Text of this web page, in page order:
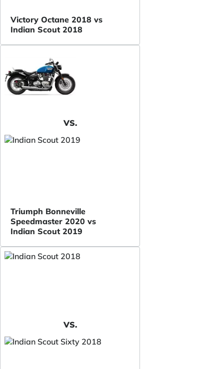
Victory Octane 2018 vs
Indian Scout 2018
VS.
Triumph Bonneville
Speedmaster 2020 vs
Indian Scout 2019
VS.